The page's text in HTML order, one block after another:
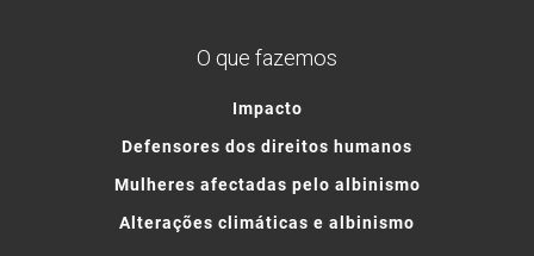
O que fazemos
Impacto
Defensores dos direitos humanos
Mulheres afectadas pelo albinismo
Alterações climáticas e albinismo